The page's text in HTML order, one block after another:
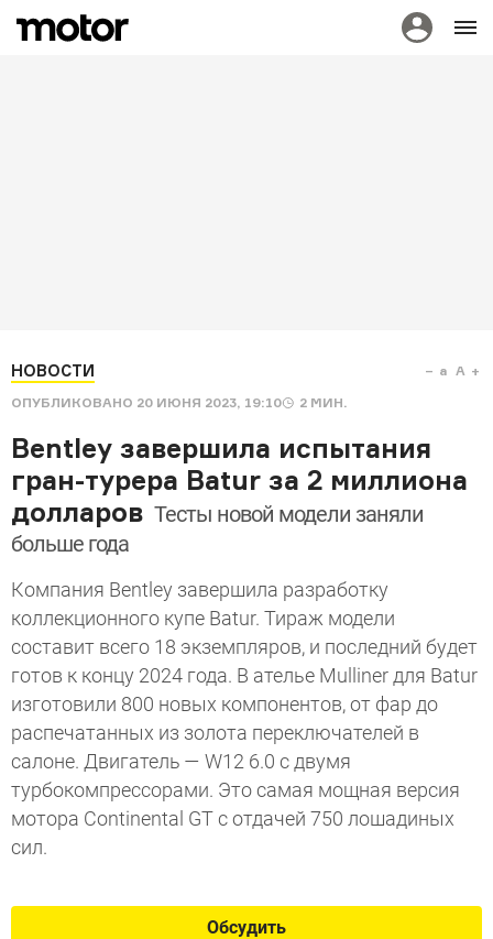
НОВОСТИ
ОПУБЛИКОВАНО 20 ИЮНЯ 2023, 19:10 2 МИН.
a A
Bentley завершила испытания
гран-турера Batur за 2 миллиона
долларов Тесты новой модели заняли
больше года
Компания Bentley завершила разработку
коллекционного купе Batur. Тираж модели
составит всего 18 экземпляров, и последний будет
готов к концу 2024 года. В ателье Mulliner для Batur
изготовили 800 новых компонентов, от фар до
распечатанных из золота переключателей в
салоне. Двигатель — W12 6.0 с двумя
турбокомпрессорами. Это самая мощная версия
мотора Continental GT с отдачей 750 лошадиных
сил.
Обсудить